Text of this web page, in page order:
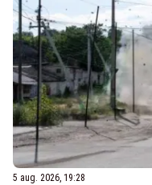
5 aug. 2026, 19:28